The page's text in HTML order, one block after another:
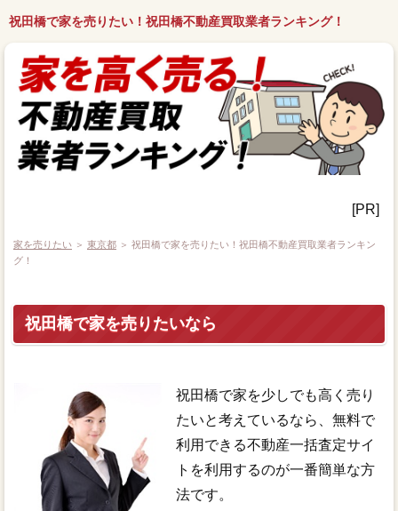
祝田橋で家を売りたい！祝田橋不動産買取業者ランキング！
[PR]
家を売りたい ＞ 東京都 ＞ 祝田橋で家を売りたい！祝田橋不動産買取業者ランキン
グ！
祝田橋で家を売りたいなら
祝田橋で家を少しでも高く売り
たいと考えているなら、無料で
利用できる不動産一括査定サイ
トを利用するのが一番簡単な方
法です。